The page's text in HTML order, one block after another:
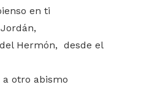
en ti
Hermón, desde el
otro abismo